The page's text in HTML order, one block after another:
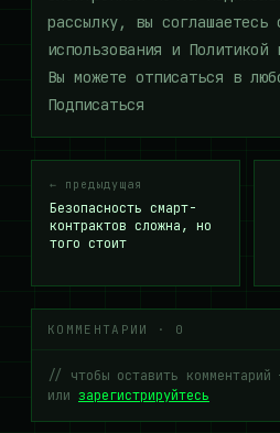
рассылку, вы соглашаетесь
использования и Политикой
Вы можете отписаться в
Подписаться
← предыдущая
Безопасность смарт-
контрактов сложна, но
того стоит
КОММЕНТАРИИ · 0
// чтобы оставить комментарий
или зарегистрируйтесь